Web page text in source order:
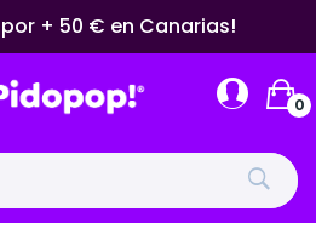
por + 50 € en Canarias!
0